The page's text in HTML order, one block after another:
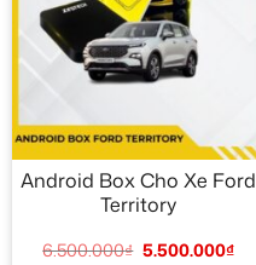
Android Box Cho Xe Ford
Territory
6.500.000₫ 5.500.000₫